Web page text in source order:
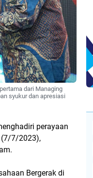
dari Managing
syukur dan apresiasi
perayaan
(7/7/2023),
Bergerak di